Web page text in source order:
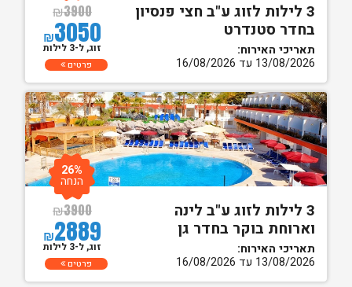
3 לילות לזוג ע"ב חצי פנסיון
בחדר סטנדרט
תאריכי האירוח:
13/08/2026 עד 16/08/2026
₪3900
₪3050
זוג, ל-3 לילות
פרטים
3 לילות לזוג ע"ב לינה
וארוחת בוקר בחדר גן
תאריכי האירוח:
13/08/2026 עד 16/08/2026
₪3900
₪2889
26%
הנחה
זוג, ל-3 לילות
פרטים